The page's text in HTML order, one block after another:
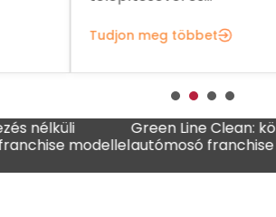
Tudjon meg többet
modellel
Green Line Clean:
autómosó franchise